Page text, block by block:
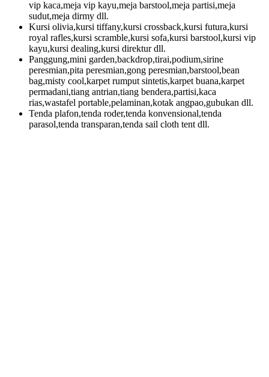
vip kaca,meja vip kayu,meja barstool,meja partisi,meja
sudut,meja dirmy dll.
Kursi olivia,kursi tiffany,kursi crossback,kursi futura,kursi
royal rafles,kursi scramble,kursi sofa,kursi barstool,kursi vip
kayu,kursi dealing,kursi direktur dll.
Panggung,mini garden,backdrop,tirai,podium,sirine
peresmian,pita peresmian,gong peresmian,barstool,bean
bag,misty cool,karpet rumput sintetis,karpet buana,karpet
permadani,tiang antrian,tiang bendera,partisi,kaca
rias,wastafel portable,pelaminan,kotak angpao,gubukan dll.
Tenda plafon,tenda roder,tenda konvensional,tenda
parasol,tenda transparan,tenda sail cloth tent dll.